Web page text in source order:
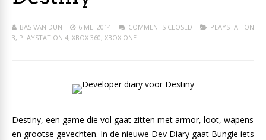
BAS VAN DUN 6 MEI 2014 COMMENTS CLOSED
PLAYSTATION
3, PLAYSTATION 4, XBOX 360, XBOX ONE
Destiny, een game die vol gaat zitten met armor, loot, wapens
en grootse gevechten. In de nieuwe Dev Diary gaat Bungie iets